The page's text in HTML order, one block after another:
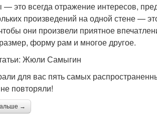
— это всегда отражение интересов,
произведений на одной стене —
они произвели приятное
форму рам и многое другое.
Жюли Самыгин
для вас пять самых
повторяли!
→